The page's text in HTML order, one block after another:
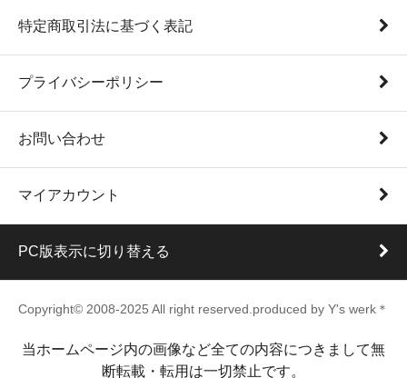
特定商取引法に基づく表記
プライバシーポリシー
お問い合わせ
マイアカウント
PC版表示に切り替える
Copyright© 2008-2025 All right reserved.produced by Y's werk＊
当ホームページ内の画像など全ての内容につきまして無
断転載・転用は一切禁止です。